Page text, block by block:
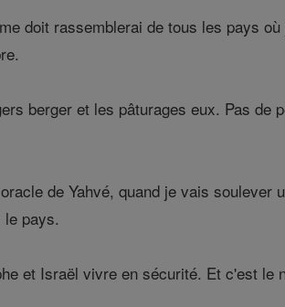
doit rassemblerai de tous les pays
berger et les pâturages eux. Pas
de Yahvé, quand je vais
pays.
et Israël vivre en sécurité. Et c'est